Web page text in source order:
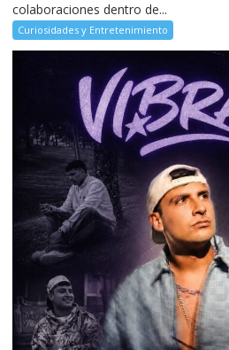
colaboraciones dentro de...
Curiosidades y Entretenimiento